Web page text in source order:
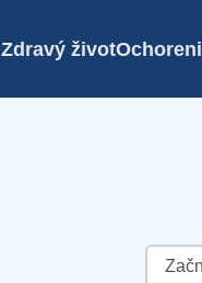
Zdravý život
Hľadať: